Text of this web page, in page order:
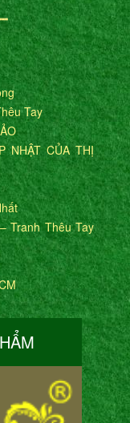
Tay
NHẬT CỦA THỊ
Tranh Thêu Tay